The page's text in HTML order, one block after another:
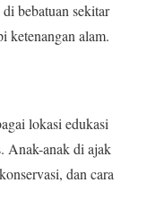
bebatuan sekitar
ketenangan alam.
lokasi edukasi
Anak-anak di ajak
dan cara